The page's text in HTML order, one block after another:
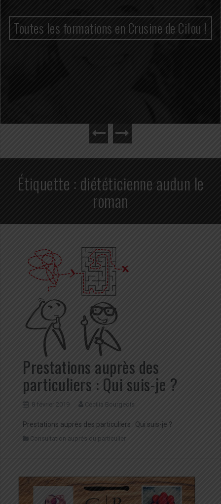
Toutes les formations en Crusine de Cilou !
Étiquette : diététicienne audun le
roman
Prestations auprès des
particuliers : Qui suis-je ?
8 février 2019 Cécilia Bourgeois
Prestations auprès des particuliers : Qui suis-je ?
Consultation auprès du particulier